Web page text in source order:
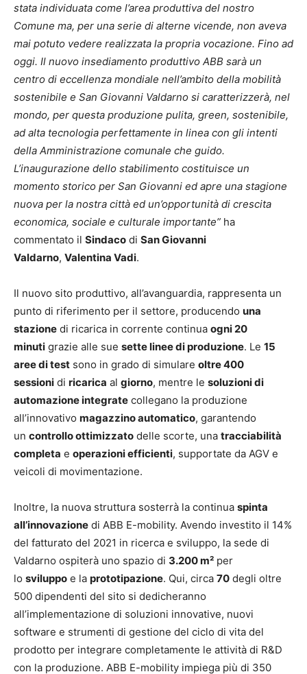
stata individuata come l’area produttiva del nostro
Comune ma, per una serie di alterne vicende, non aveva
mai potuto vedere realizzata la propria vocazione. Fino ad
oggi. Il nuovo insediamento produttivo ABB sarà un
centro di eccellenza mondiale nell’ambito della mobilità
sostenibile e San Giovanni Valdarno si caratterizzerà, nel
mondo, per questa produzione pulita, green, sostenibile,
ad alta tecnologia perfettamente in linea con gli intenti
della Amministrazione comunale che guido.
L’inaugurazione dello stabilimento costituisce un
momento storico per San Giovanni ed apre una stagione
nuova per la nostra città ed un’opportunità di crescita
economica, sociale e culturale importante” ha
commentato il Sindaco di San Giovanni
Valdarno, Valentina Vadi.
Il nuovo sito produttivo, all’avanguardia, rappresenta un
punto di riferimento per il settore, producendo una
stazione di ricarica in corrente continua ogni 20
minuti grazie alle sue sette linee di produzione. Le 15
aree di test sono in grado di simulare oltre 400
sessioni di ricarica al giorno, mentre le soluzioni di
automazione integrate collegano la produzione
all’innovativo magazzino automatico, garantendo
un controllo ottimizzato delle scorte, una tracciabilità
completa e operazioni efficienti, supportate da AGV e
veicoli di movimentazione.
Inoltre, la nuova struttura sosterrà la continua spinta
all’innovazione di ABB E-mobility. Avendo investito il 14%
del fatturato del 2021 in ricerca e sviluppo, la sede di
Valdarno ospiterà uno spazio di 3.200 m² per
lo sviluppo e la prototipazione. Qui, circa 70 degli oltre
500 dipendenti del sito si dedicheranno
all’implementazione di soluzioni innovative, nuovi
software e strumenti di gestione del ciclo di vita del
prodotto per integrare completamente le attività di R&D
con la produzione. ABB E-mobility impiega più di 350